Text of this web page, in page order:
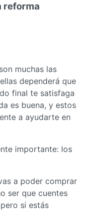
reforma
muchas las
dependerá que
final te satisfaga
es buena, y estos
a ayudarte en
importante: los
a poder comprar
ser que cuentes
si estás